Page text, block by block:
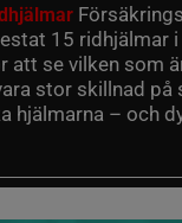
15 ridhjälmar
att se vilken som
stor skillnad på
hjälmarna – och